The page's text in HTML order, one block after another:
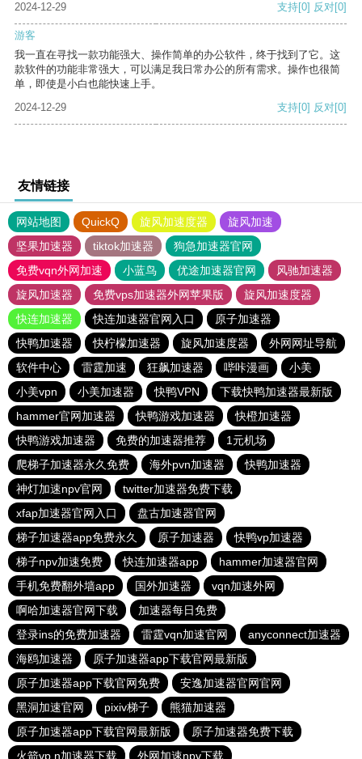
2024-12-29
支持[0] 反对[0]
游客
我一直在寻找一款功能强大、操作简单的办公软件，终于找到了它。这
款软件的功能非常强大，可以满足我日常办公的所有需求。操作也很简
单，即使是小白也能快速上手。
2024-12-29
支持[0] 反对[0]
友情链接
网站地图 QuickQ 旋风加速度器
旋风加速
坚果加速器
tiktok加速器
狗急加速器官网
免费vqn外网加速
小蓝鸟 优途加速器官网
风驰加速器
旋风加速器
免费vps加速器外网苹果版
旋风加速度器
快连加速器
快连加速器官网入口
原子加速器
快鸭加速器
快柠檬加速器 旋风加速度器
外网网址导航
软件中心
雷霆加速 狂飙加速器 哔咔漫画
小美
小美vpn
小美加速器 快鸭VPN
下载快鸭加速器最新版
hammer官网加速器
快鸭游戏加速器
快橙加速器
快鸭游戏加速器
免费的加速器推荐
1元机场
爬梯子加速器永久免费
海外pvn加速器
快鸭加速器
神灯加速npv官网
twitter加速器免费下载
xfap加速器官网入口
盘古加速器官网
梯子加速器app免费永久
原子加速器
快鸭vp加速器
梯子npv加速免费
快连加速器app
hammer加速器官网
手机免费翻外墙app
国外加速器
vqn加速外网
啊哈加速器官网下载
加速器每日免费
登录ins的免费加速器
雷霆vqn加速官网
anyconnect加速器
海鸥加速器
原子加速器app下载官网最新版
原子加速器app下载官网免费
安逸加速器官网官网
黑洞加速官网
pixiv梯子
熊猫加速器
原子加速器app下载官网最新版
原子加速器免费下载
火箭vp n加速器下载
外网加速npv下载